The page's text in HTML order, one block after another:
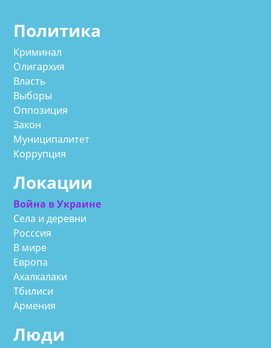
Политика
Криминал
Олигархия
Власть
Выборы
Оппозиция
Закон
Муниципалитет
Коррупция
Локации
Война в Украине
Села и деревни
Росссия
В мире
Европа
Ахалкалаки
Тбилиси
Армения
Люди